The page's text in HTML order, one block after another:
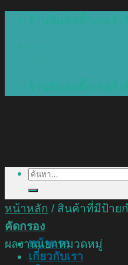
หน้าแรก
เกี่ยวกับเรา
ค้นหา:
หน้าหลัก / สินค้าที่มีป้ายก
คัดกรอง
ผลงานแยกหมวดหมู่